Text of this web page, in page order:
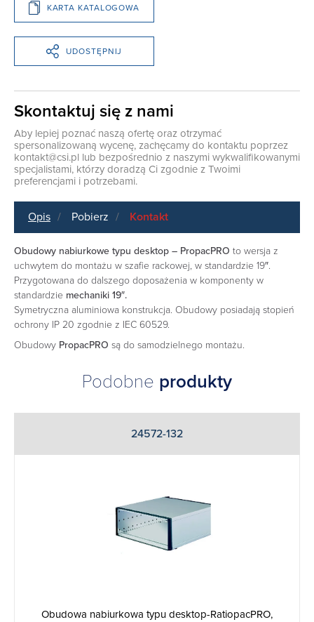
KARTA KATALOGOWA
UDOSTĘPNIJ
Skontaktuj się z nami
Aby lepiej poznać naszą ofertę oraz otrzymać
spersonalizowaną wycenę, zachęcamy do kontaktu poprzez
kontakt@csi.pl lub bezpośrednio z naszymi wykwalifikowanymi
specjalistami, którzy doradzą Ci zgodnie z Twoimi
preferencjami i potrzebami.
Opis Pobierz Kontakt
Obudowy nabiurkowe typu desktop – PropacPRO to wersja z
uchwytem do montażu w szafie rackowej, w standardzie 19″.
Przygotowana do dalszego doposażenia w komponenty w
standardzie mechaniki 19″.
Symetryczna aluminiowa konstrukcja. Obudowy posiadają stopień
ochrony IP 20 zgodnie z IEC 60529.
Obudowy PropacPRO są do samodzielnego montażu.
Podobne produkty
24572-132
Obudowa nabiurkowa typu desktop-RatiopacPRO,